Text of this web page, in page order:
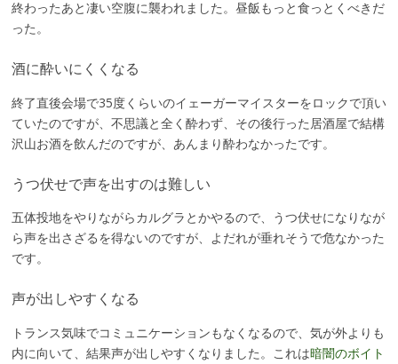
終わったあと凄い空腹に襲われました。昼飯もっと食っとくべきだ
った。
酒に酔いにくくなる
終了直後会場で35度くらいのイェーガーマイスターをロックで頂い
ていたのですが、不思議と全く酔わず、その後行った居酒屋で結構
沢山お酒を飲んだのですが、あんまり酔わなかったです。
うつ伏せで声を出すのは難しい
五体投地をやりながらカルグラとかやるので、うつ伏せになりなが
ら声を出さざるを得ないのですが、よだれが垂れそうで危なかった
です。
声が出しやすくなる
トランス気味でコミュニケーションもなくなるので、気が外よりも
内に向いて、結果声が出しやすくなりました。これは暗闇のボイト